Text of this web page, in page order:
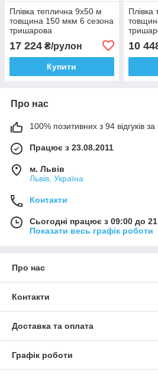
Плівка теплична 9х50 м
товщина 150 мкм 6 сезона
тришарова
17 224 ₴/рулон
Купити
Плівка
10
Про нас
100% позитивних з 94 відгуків за
Працює з 23.08.2011
м. Львів
Львів, Україна
Контакти
Сьогодні працює з 09:00 до
Показати весь графік роботи
Про нас
Контакти
Доставка та оплата
Графік роботи